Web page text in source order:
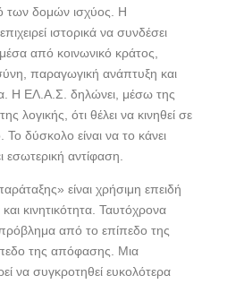
των δομών ισχύος. Η
ιστορικά να συνδέσει
από κοινωνικό κράτος,
παραγωγική ανάπτυξη και
Η ΕΛ.Α.Σ. δηλώνει, μέσω της
λογικής, ότι θέλει να κινηθεί σε
δύσκολο είναι να το κάνει
εσωτερική αντίφαση.
είναι χρήσιμη επειδή
κινητικότητα. Ταυτόχρονα
από το επίπεδο της
της απόφασης. Μια
να συγκροτηθεί ευκολότερα